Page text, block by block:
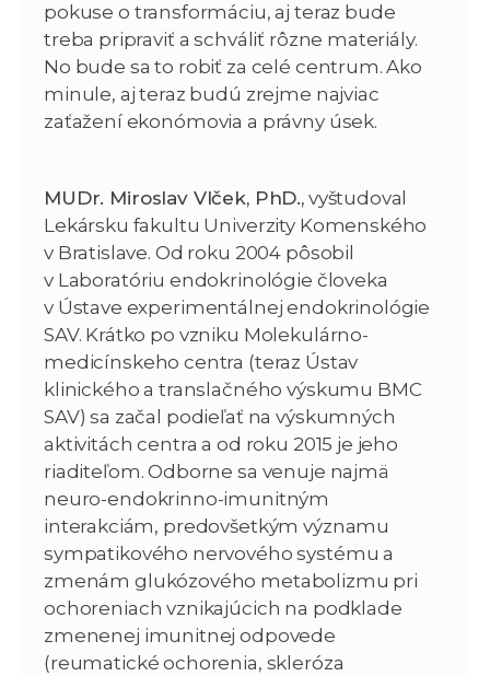
pokuse o transformáciu, aj teraz bude
treba pripraviť a schváliť rôzne materiály.
No bude sa to robiť za celé centrum. Ako
minule, aj teraz budú zrejme najviac
zaťažení ekonómovia a právny úsek.
MUDr. Miroslav Vlček, PhD.,vyštudoval
Lekársku fakultu Univerzity Komenského
v Bratislave. Od roku 2004 pôsobil
v Laboratóriu endokrinológie človeka
v Ústave experimentálnej endokrinológie
SAV. Krátko po vzniku Molekulárno-
medicínskeho centra (teraz Ústav
klinického a translačného výskumu BMC
SAV) sa začal podieľať na výskumných
aktivitách centra a od roku 2015 je jeho
riaditeľom. Odborne sa venuje najmä
neuro-endokrinno-imunitným
interakciám, predovšetkým významu
sympatikového nervového systému a
zmenám glukózového metabolizmu pri
ochoreniach vznikajúcich na podklade
zmenenej imunitnej odpovede
(reumatické ochorenia, skleróza